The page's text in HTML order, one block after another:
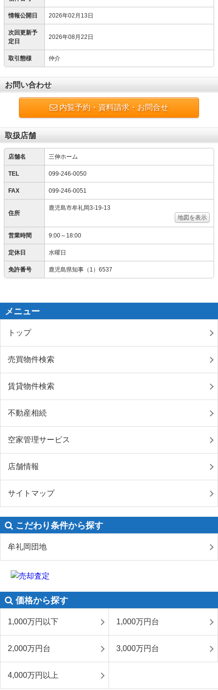
情報公開日 2026年02月13日
次回更新予
定日
2026年08月22日
取引態様 仲介
お問い合わせ
内覧予約・資料請求・お問合せ
取扱店舗
店舗名 三伸ホーム
TEL 099-246-0050
FAX 099-246-0051
住所
鹿児島市牟礼岡3-19-13
地図を表示
営業時間 9:00～18:00
定休日 水曜日
免許番号 鹿児島県知事（1）6537
メニュー
トップ
売買物件検索
賃貸物件検索
不動産相続
空家管理サービス
店舗情報
サイトマップ
こだわり条件から探す
牟礼岡団地
価格から探す
1,000万円以下 1,000万円台
2,000万円台 3,000万円台
4,000万円以上